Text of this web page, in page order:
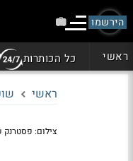
הירשמו
ראשי כל הכותרות
ראשי
צילום: